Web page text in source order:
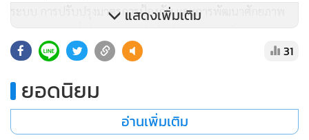
ระบบ การปรับปรุงมาตรการป้องกัน และการพัฒนาศักยภาพ
ของบุคลากร เพื่อให้พร้อมรับมือกับภัยทางไซเบอร์และความ
เสี่ยงรูปแบบใหม่ เอนี่เพย์พร้อมเดินหน้าพัฒนาเทคโนโลยีควบคู่
ระบบรับชำระเงินที่มีประสิทธิภาพ สะดวก ปลอดภัย และน่าเชื่อ
ถือ พร้อมเป็นส่วนหนึ่งในการขับเคลื่อนระบบการชำระเงิน
ดิจิทัลของประเทศไทยให้เติบโตอย่างมั่นคงและยั่งยืน"
แสดงเพิ่มเติม
31
ยอดนิยม
อ่านเพิ่มเติม